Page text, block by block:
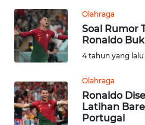
Olahraga
Soal Rumor
Ronaldo
4 tahun yang lalu
Olahraga
Ronaldo
Latihan
Portugal
UTARA
WN
SAMOSIR
WN
PADANG
LAWAS